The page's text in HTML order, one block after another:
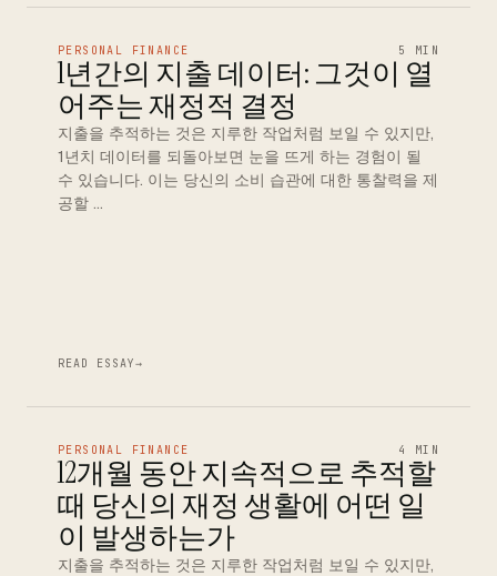
PERSONAL FINANCE 5 MIN
1년간의 지출 데이터: 그것이 열
어주는 재정적 결정
지출을 추적하는 것은 지루한 작업처럼 보일 수 있지만,
1년치 데이터를 되돌아보면 눈을 뜨게 하는 경험이 될
수 있습니다. 이는 당신의 소비 습관에 대한 통찰력을 제
공할 …
READ ESSAY→
PERSONAL FINANCE 4 MIN
12개월 동안 지속적으로 추적할
때 당신의 재정 생활에 어떤 일
이 발생하는가
지출을 추적하는 것은 지루한 작업처럼 보일 수 있지만,